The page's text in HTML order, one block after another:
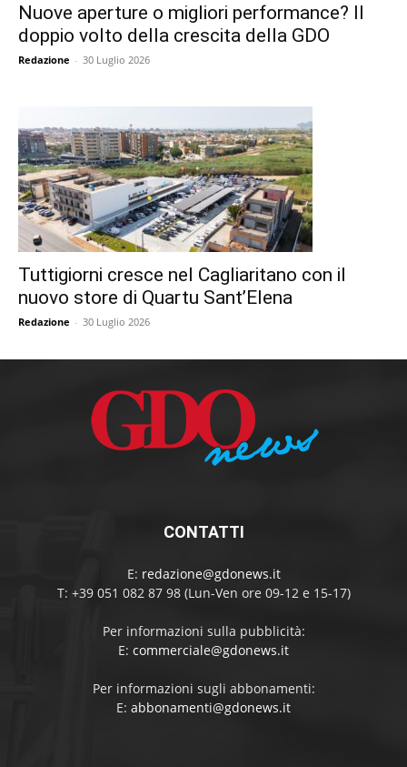
Nuove aperture o migliori performance? Il
doppio volto della crescita della GDO
Redazione - 30 Luglio 2026
Tuttigiorni cresce nel Cagliaritano con il
nuovo store di Quartu Sant’Elena
Redazione - 30 Luglio 2026
CONTATTI
E: redazione@gdonews.it
T: +39 051 082 87 98 (Lun-Ven ore 09-12 e 15-17)
Per informazioni sulla pubblicità:
E: commerciale@gdonews.it
Per informazioni sugli abbonamenti:
E: abbonamenti@gdonews.it